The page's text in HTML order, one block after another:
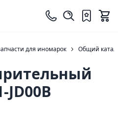
для иномарок Общий
JD00B